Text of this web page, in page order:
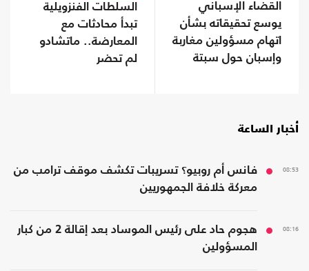
القضاء الإسباني
يوسع تحقيقاته بشأن
اتهام مسؤولين مغاربة
وإسبان حول سبتة
السلطات الفنزويلية
تبدأ محادثات مع
المعارضة.. ماتشادو
لم تحضر
أخبار الساعة
08:53
فانس أم روبيو؟ تسريبات تكشف موقف ترامب من
معركة خلافة الجمهوريين
08:16
هجوم حاد على رئيس الموساد بعد إقالة 2 من كبار
المسؤولين